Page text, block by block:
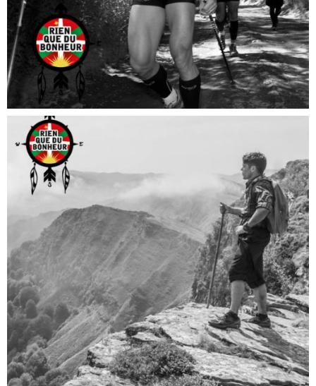
COURSES MONTAGNE
Aventures "Rien que du bonheur"